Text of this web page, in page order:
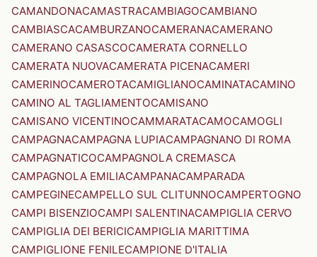
CAMANDONACAMASTRACAMBIAGOCAMBIANO
CAMBIASCACAMBURZANOCAMERANACAMERANO
CAMERANO CASASCOCAMERATA CORNELLO
CAMERATA NUOVACAMERATA PICENACAMERI
CAMERINOCAMEROTACAMIGLIANOCAMINATACAMINO
CAMINO AL TAGLIAMENTOCAMISANO
CAMISANO VICENTINOCAMMARATACAMOCAMOGLI
CAMPAGNACAMPAGNA LUPIACAMPAGNANO DI ROMA
CAMPAGNATICOCAMPAGNOLA CREMASCA
CAMPAGNOLA EMILIACAMPANACAMPARADA
CAMPEGINECAMPELLO SUL CLITUNNOCAMPERTOGNO
CAMPI BISENZIOCAMPI SALENTINACAMPIGLIA CERVO
CAMPIGLIA DEI BERICICAMPIGLIA MARITTIMA
CAMPIGLIONE FENILECAMPIONE D'ITALIA